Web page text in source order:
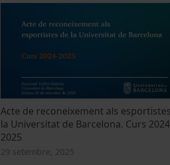
Acte de reconeixement als
la Universitat de Barcelona. Curs
2025
29 setembre, 2025